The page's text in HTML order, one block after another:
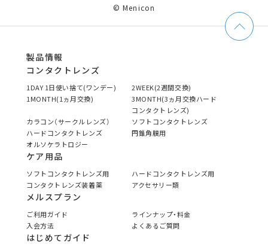
© Menicon
製品情報
コンタクトレンズ
1DAY 1日使い捨て(ワンデー)
2WEEK(2週間交換)
1MONTH(1ヵ月交換)
3MONTH(3ヵ月交換ハード
コンタクトレンズ)
カラコン（サークルレンズ）
ソフトコンタクトレンズ
ハードコンタクトレンズ
円錐角膜用
オルソケラトロジー
ケア用品
ソフトコンタクトレンズ用
ハードコンタクトレンズ用
コンタクトレンズ装着薬
アクセサリー類
メルスプラン
ご利用ガイド
ラインナップ・料金
入会方法
よくあるご質問
はじめてガイド